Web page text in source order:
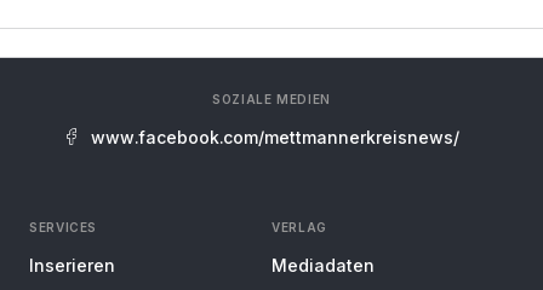
SOZIALE MEDIEN
www.facebook.com/mettmannerkreisnews/
SERVICES
Inserieren
VERLAG
Mediadaten